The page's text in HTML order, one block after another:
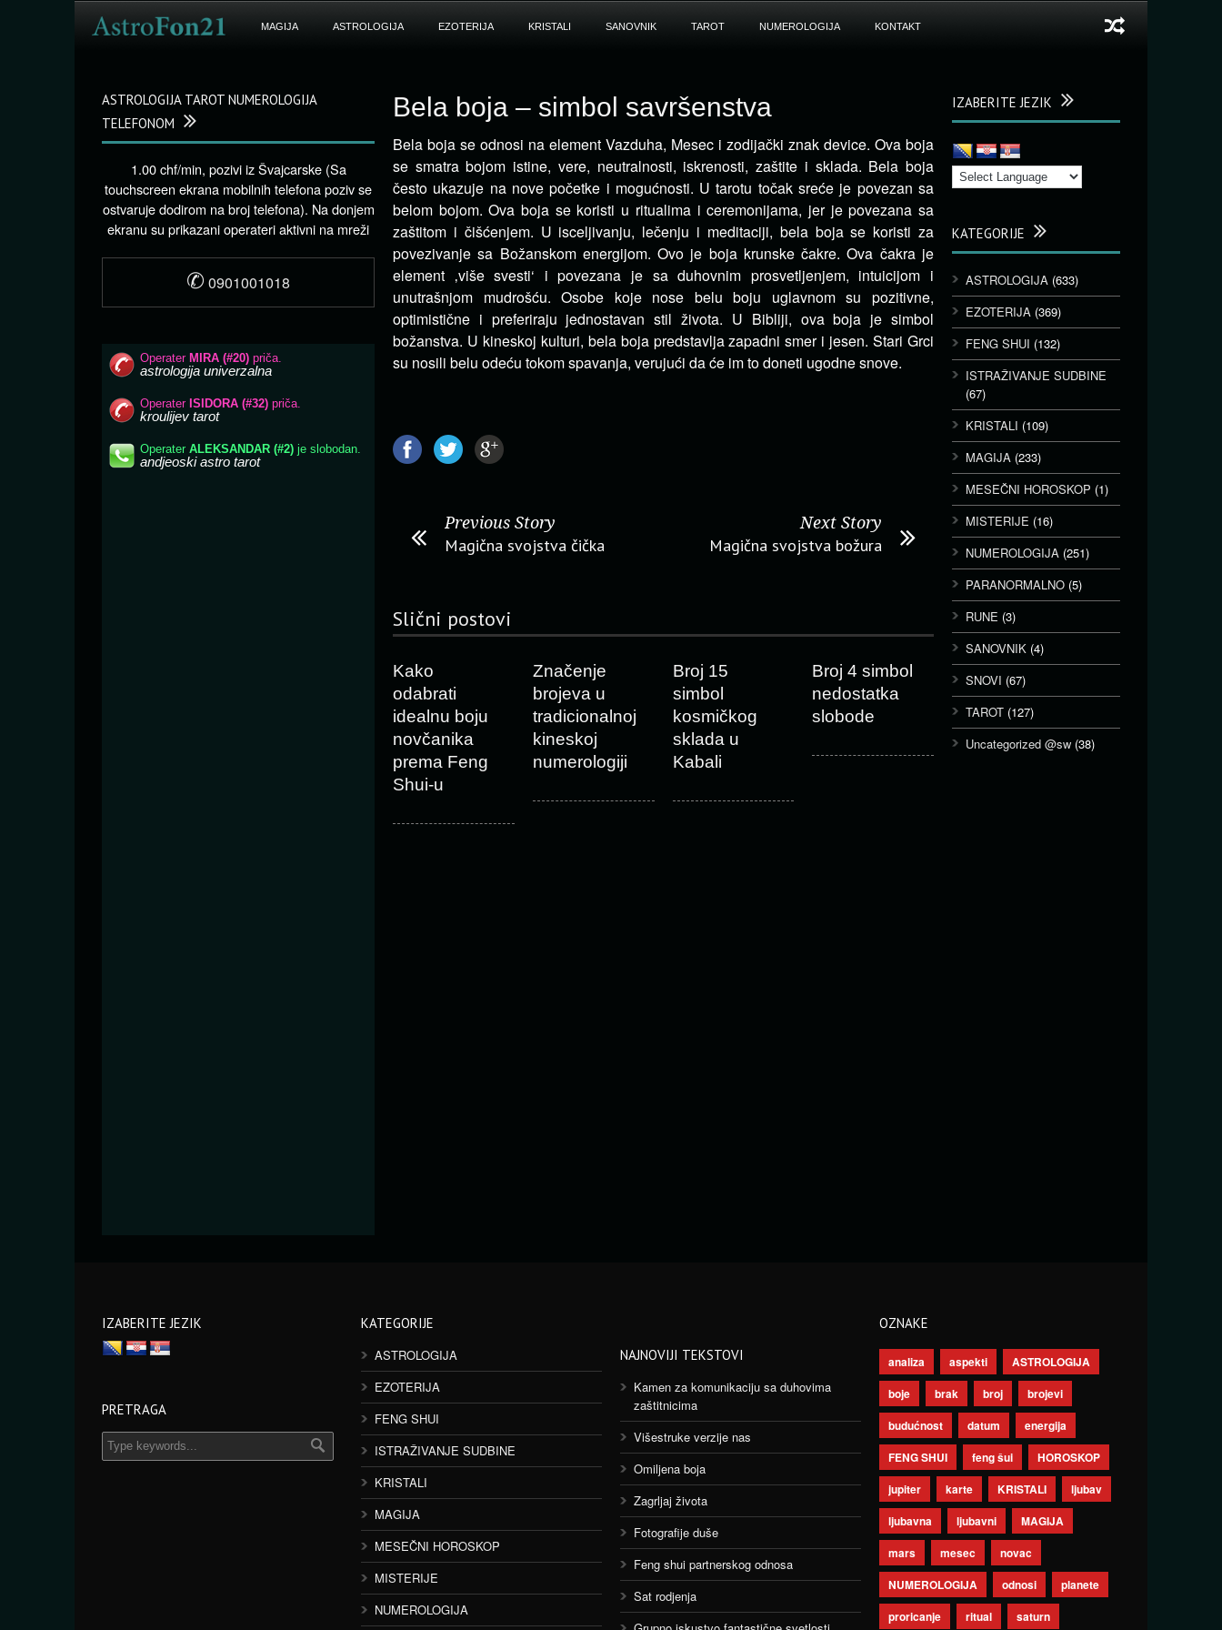
MAGIJA ASTROLOGIJA EZOTERIJA KRISTALI SANOVNIK TAROT NUMEROLOGIJA KONTAKT
Bela boja – simbol savršenstva
Bela boja se odnosi na element Vazduha, Mesec i zodijački znak device. Ova boja
se smatra bojom istine, vere, neutralnosti, iskrenosti, zaštite i sklada. Bela boja
često ukazuje na nove početke i mogućnosti. U tarotu točak sreće je povezan sa
belom bojom. Ova boja se koristi u ritualima i ceremonijama, jer je povezana sa
zaštitom i čišćenjem. U isceljivanju, lečenju i meditaciji, bela boja se koristi za
povezivanje sa Božanskom energijom. Ovo je boja krunske čakre. Ova čakra je
element ‚više svesti‘ i povezana je sa duhovnim prosvetljenjem, intuicijom i
unutrašnjom mudrošću. Osobe koje nose belu boju uglavnom su pozitivne,
optimistične i preferiraju jednostavan stil života. U Bibliji, ova boja je simbol
božanstva. U kineskoj kulturi, bela boja predstavlja zapadni smer i jesen. Stari Grci
su nosili belu odeću tokom spavanja, verujući da će im to doneti ugodne snove.
Previous Story
Magična svojstva čička
Next Story
Magična svojstva božura
Slični postovi
Kako
odabrati
idealnu boju
novčanika
prema Feng
Shui-u
Značenje
brojeva u
tradicionalnoj
kineskoj
numerologiji
Broj 15
simbol
kosmičkog
sklada u
Kabali
Broj 4 simbol
nedostatka
slobode
IZABERITE JEZIK
KATEGORIJE
ASTROLOGIJA (633)
EZOTERIJA (369)
FENG SHUI (132)
ISTRAŽIVANJE SUDBINE
(67)
KRISTALI (109)
MAGIJA (233)
MESEČNI HOROSKOP (1)
MISTERIJE (16)
NUMEROLOGIJA (251)
PARANORMALNO (5)
RUNE (3)
SANOVNIK (4)
SNOVI (67)
TAROT (127)
Uncategorized @sw (38)
ASTROLOGIJA TAROT NUMEROLOGIJA
TELEFONOM
1.00 chf/min, pozivi iz Švajcarske (Sa
touchscreen ekrana mobilnih telefona poziv se
ostvaruje dodirom na broj telefona). Na donjem
ekranu su prikazani operateri aktivni na mreži
✆ 0901001018
IZABERITE JEZIK
PRETRAGA
KATEGORIJE
ASTROLOGIJA
EZOTERIJA
FENG SHUI
ISTRAŽIVANJE SUDBINE
KRISTALI
MAGIJA
MESEČNI HOROSKOP
MISTERIJE
NUMEROLOGIJA
NAJNOVIJI TEKSTOVI
Kamen za komunikaciju sa duhovima
zaštitnicima
Višestruke verzije nas
Omiljena boja
Zagrljaj života
Fotografije duše
Feng shui partnerskog odnosa
Sat rodjenja
OZNAKE
analiza aspekti
ASTROLOGIJA
boje
brak broj
brojevi
budućnost
datum
energija
FENG SHUI
feng šui
HOROSKOP
jupiter
karte KRISTALI
ljubav
ljubavna
ljubavni
MAGIJA
mars
mesec
novac
NUMEROLOGIJA
odnosi
planete
proricanje
ritual saturn